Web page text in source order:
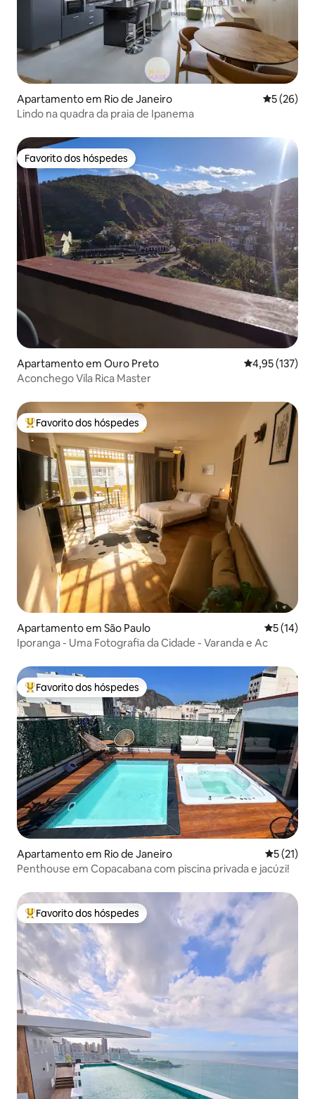
Apartamento em Rio de Janeiro
5 (26)
Lindo na quadra da praia de Ipanema
Favorito dos hóspedes
Favorito dos hóspedes
Apartamento em Ouro Preto Classificação
4,95 (137)
Aconchego Vila Rica Master
Favoritos dos hóspedes mais apreciados
Favorito dos hóspedes
Apartamento em São Paulo
5 (14)
Iporanga - Uma Fotografia da Cidade - Varanda e Ac
Favoritos dos hóspedes mais apreciados
Favorito dos hóspedes
Apartamento em Rio de Janeiro
5 (21)
Penthouse em Copacabana com piscina privada e jacúzi!
Favoritos dos hóspedes mais apreciados
Favorito dos hóspedes